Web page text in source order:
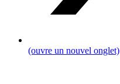
(ouvre un nouvel onglet)